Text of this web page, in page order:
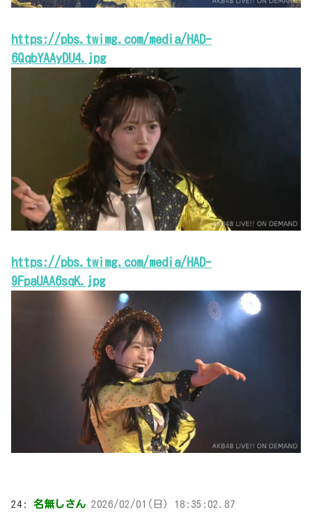
https://pbs.twimg.com/media/HAD-
6QqbYAAyDU4.jpg
https://pbs.twimg.com/media/HAD-
9FpaUAA6sqK.jpg
24: 名無しさん 2026/02/01(日) 18:35:02.87